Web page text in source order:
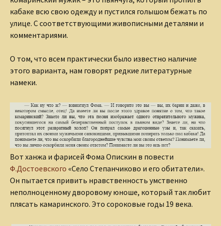
кабаке всю свою одежду и пустился голышом бежать по
улице. С соответствующими живописными деталями и
комментариями.
О том, что всем практически было известно наличие
этого варианта, нам говорят редкие литературные
намеки.
Вот ханжа и фарисей Фома Опискин в повести
Ф.Достоевского «Село Степанчиково и его обитатели».
Он пытается привить нравственность умственно
неполноценному дворовому юноше, который так любит
плясать камаринского. Это сороковые годы 19 века.